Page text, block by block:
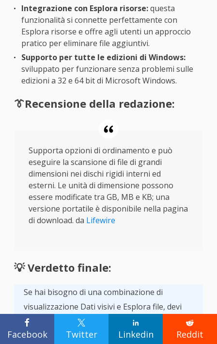

Facebook

Twitter

Linkedin

Reddit
Integrazione con Esplora risorse:questa
funzionalità si connette perfettamente con
Esplora risorse e offre agli utenti un approccio
pratico per eliminare file aggiuntivi.
Supporto per tutte le edizioni di Windows:
sviluppato per funzionare senza problemi sulle
edizioni a 32 e 64 bit di Microsoft Windows.
👔Recensione della redazione:
Supporta opzioni di ordinamento e può
eseguire la scansione di file di grandi
dimensioni nei dischi rigidi interni ed
esterni. Le unità di dimensione possono
essere modificate tra GB, MB e KB; una
versione portatile è disponibile nella pagina
di download. da Lifewire
💡 Verdetto finale:
Se hai bisogno di una combinazione di
visualizzazione Dati visivi e Esplora file, devi
acquistare questo software. È facile da seguire
ma potrebbe essere eccessivo per una